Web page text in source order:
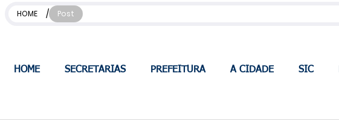
HOME / Post
HOME SECRETARIAS PREFEITURA A CIDADE SIC